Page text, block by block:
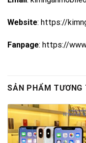
Website: https://
Fanpage: https://
SẢN PHẨM TƯƠNG